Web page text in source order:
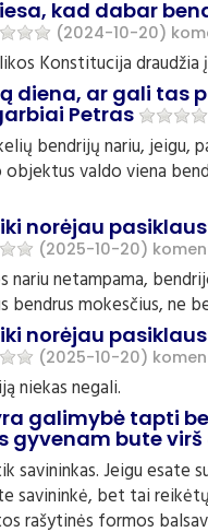
kad dabar
(2024-10-20)
Konstitucija
diena, ar gali tas
Petras
bendrijų nariu, jeigu,
valdo viena
norėjau
(2025-10-20)
nariu netampama,
bendrus mokesčius, ne
norėjau
(2025-10-20)
niekas negali.
galimybė tapti
gyvenam bute
savininkas. Jeigu esate
savininkė, bet tai
rašytinės formos